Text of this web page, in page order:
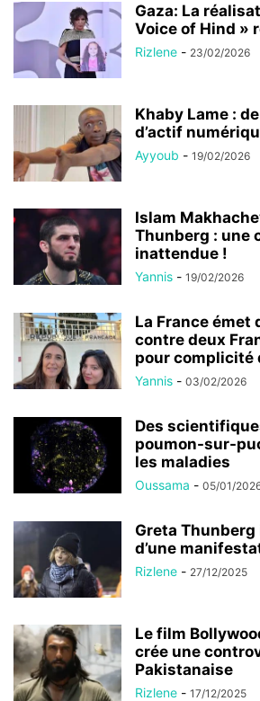
Gaza: La
Voice of Hind »
Rizlene - 23/02/2026
Khaby Lame :
d’actif
Ayyoub - 19/02/2026
Islam
Thunberg : une
inattendue !
Yannis - 19/02/2026
La France émet
contre deux
pour complicité
Yannis - 03/02/2026
Des
poumon-sur-
les maladies
Oussama - 05/01/
Greta
d’une
Rizlene - 27/12/2025
Le film
crée une
Pakistanaise
Rizlene - 17/12/2025